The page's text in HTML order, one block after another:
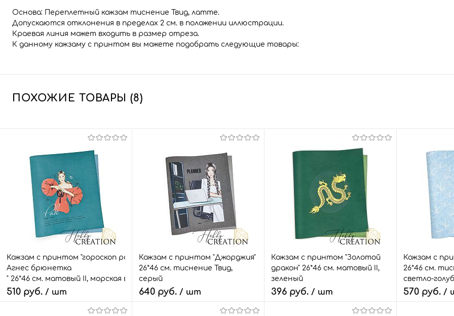
Основа: Переплетный кожзам тиснение Твид, латте.
Допускаются отклонения в пределах 2 см. в положении иллюстрации.
Краевая линия может входить в размер отреза.
К данному кожзаму с принтом вы можете подобрать следующие товары:
ПОХОЖИЕ ТОВАРЫ (8)
Кожзам с принтом "гороскоп рак /
Агнес брюнетка
" 26*46 см. матовый II, морская волна
510 руб. / шт
Кожзам с принтом "Джорджия"
26*46 см. тиснение Твид,
серый
640 руб. / шт
Кожзам с принтом "Золотой
дракон" 26*46 см. матовый II,
зеленый
396 руб. / шт
Кожзам с
26*46 см.
светло-
570 руб. /